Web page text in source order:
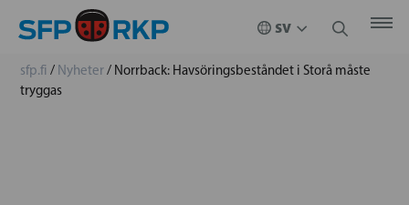
sfp.fi / Nyheter/ Norrback: Havsöringsbeståndet i Storå måste
tryggas